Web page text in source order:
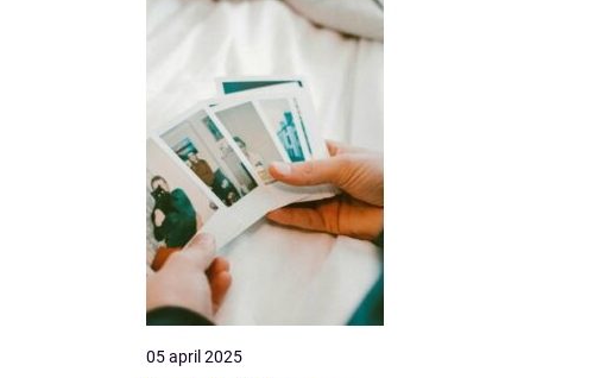
05 april 2025